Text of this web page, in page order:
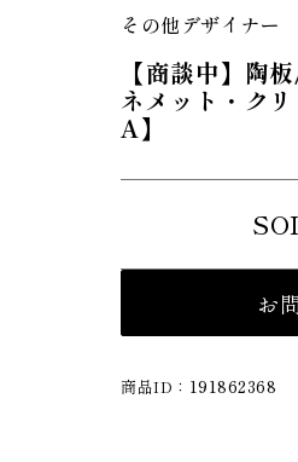
その他デザイナー
【商談中】
ネメット・ク
A】
お
商品ID： 191862368